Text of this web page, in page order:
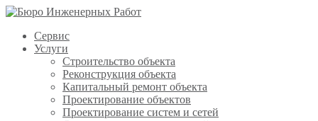
Сервис
Услуги
Строительство объекта
Реконструкция объекта
Капитальный ремонт объекта
Проектирование объектов
Проектирование систем и сетей